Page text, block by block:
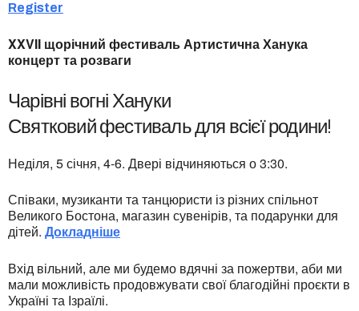
Register
XXVII щорічний фестиваль Артистична Ханука
концерт та розваги
Чарівні вогні Хануки
Святковий фестиваль для всієї родини!
Неділя, 5 січня, 4-6. Двері відчиняються о 3:30.
Співаки, музиканти та танцюристи із різних спільнот
Великого Бостона, магазин сувенірів, та подарунки для
дітей. Докладніше
Вхід вільний, але ми будемо вдячні за пожертви, аби ми
мали можливість продовжувати свої благодійні проєкти в
Україні та Ізраїлі.